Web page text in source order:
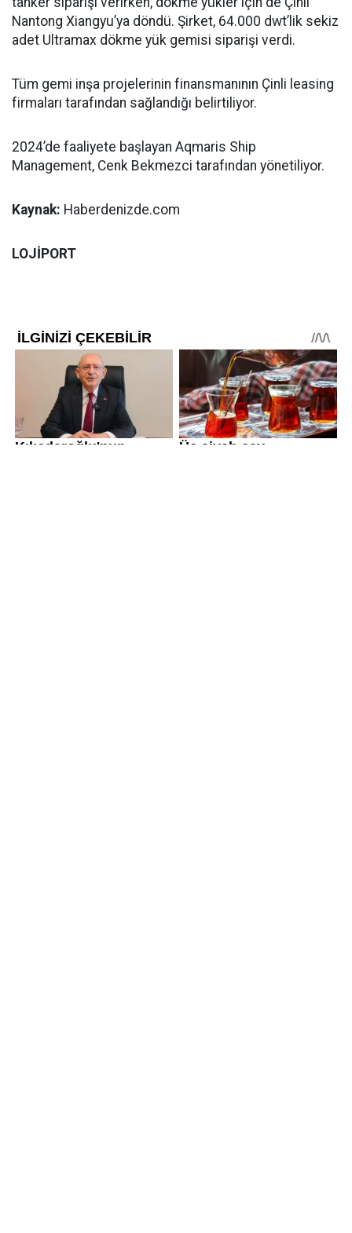
Nantong Xiangyu’ya döndü. Şirket, 64.000 dwt’lik sekiz
adet Ultramax dökme yük gemisi siparişi verdi.
Tüm gemi inşa projelerinin finansmanının Çinli leasing
firmaları tarafından sağlandığı belirtiliyor.
2024’de faaliyete başlayan Aqmaris Ship
Management, Cenk Bekmezci tarafından yönetiliyor.
Kaynak: Haberdenizde.com
LOJİPORT